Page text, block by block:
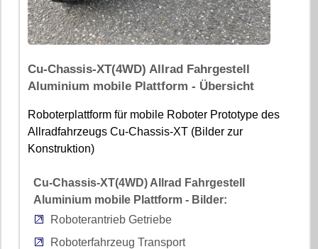
Cu-Chassis-XT(4WD) Allrad Fahrgestell
Aluminium mobile Plattform - Übersicht
Roboterplattform für mobile Roboter Prototype des
Allradfahrzeugs Cu-Chassis-XT (Bilder zur
Konstruktion)
Cu-Chassis-XT(4WD) Allrad Fahrgestell
Aluminium mobile Plattform - Bilder:
Roboterantrieb Getriebe
Roboterfahrzeug Transport